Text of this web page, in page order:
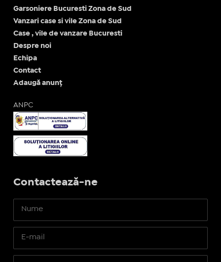
Garsoniere Bucuresti Zona de Sud
Vanzari case si vile Zona de Sud
Case , vile de vanzare Bucuresti
Despre noi
Echipa
Contact
Adaugă anunț
ANPC
Contactează-ne